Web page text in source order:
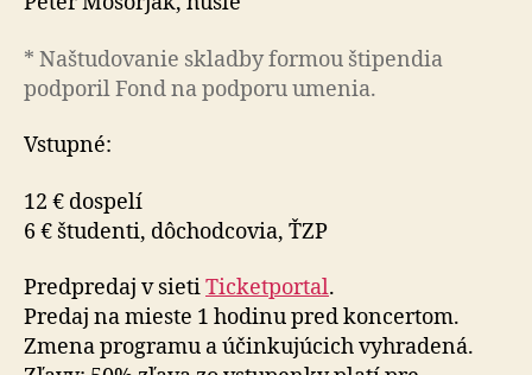
* Naštudovanie skladby formou štipendia
podporil Fond na podporu umenia.
Vstupné:
12 € dospelí
6 € študenti, dôchodcovia, ŤZP
Predpredaj v sietiTicketportal.
Predaj na mieste 1 hodinu pred koncertom.
Zmena programu a účinkujúcich vyhradená.